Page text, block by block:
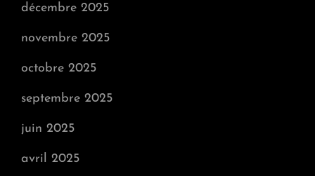
décembre 2025
novembre 2025
octobre 2025
septembre 2025
juin 2025
avril 2025